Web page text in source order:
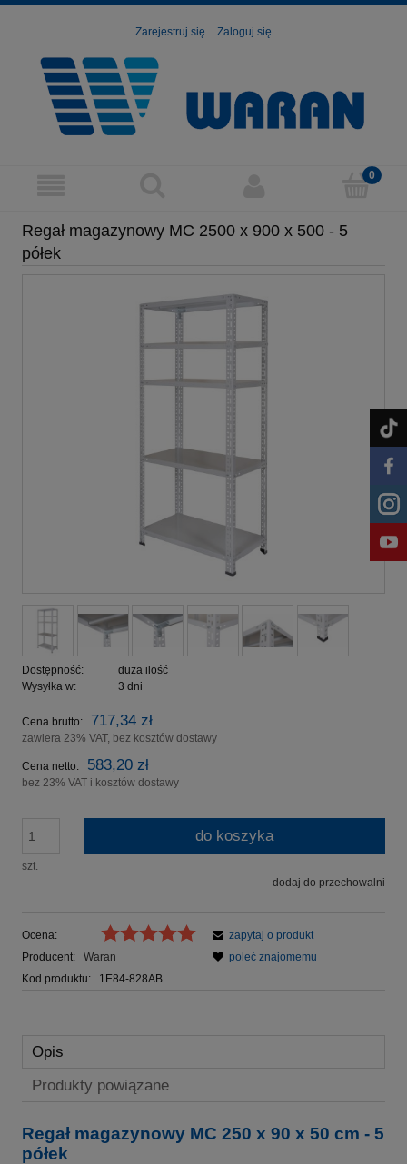
Zarejestruj się Zaloguj się
Regał magazynowy MC 2500 x 900 x 500 - 5
półek
Dostępność:
duża ilość
Wysyłka w:
3 dni
Cena brutto: 717,34 zł
zawiera 23% VAT, bez kosztów dostawy
Cena netto: 583,20 zł
bez 23% VAT i kosztów dostawy
szt.
do koszyka
dodaj do przechowalni
Ocena:
Producent:
Waran
Kod produktu:
1E84-828AB
zapytaj o produkt
poleć znajomemu
Opis
Produkty powiązane
Regał magazynowy MC 250 x 90 x 50 cm - 5
półek